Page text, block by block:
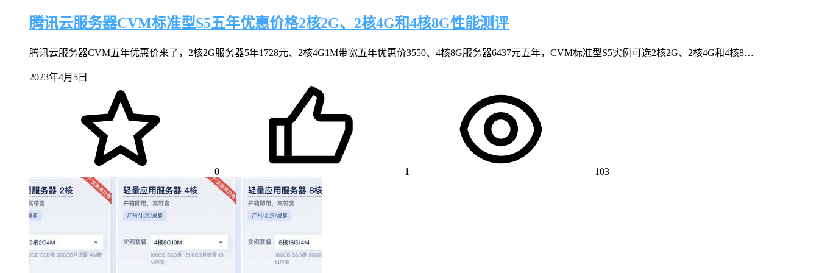
腾讯云服务器CVM标准型S5五年优惠价格2核2G、2核4G和4核8G性能测评
腾讯云服务器CVM五年优惠价来了，2核2G服务器5年1728元、2核4G1M带宽五年优惠价3550、4核8G服务器6437元五年，CVM标准型S5实例可选2核2G、2核4G和4核8…
2023年4月5日
0 1 103